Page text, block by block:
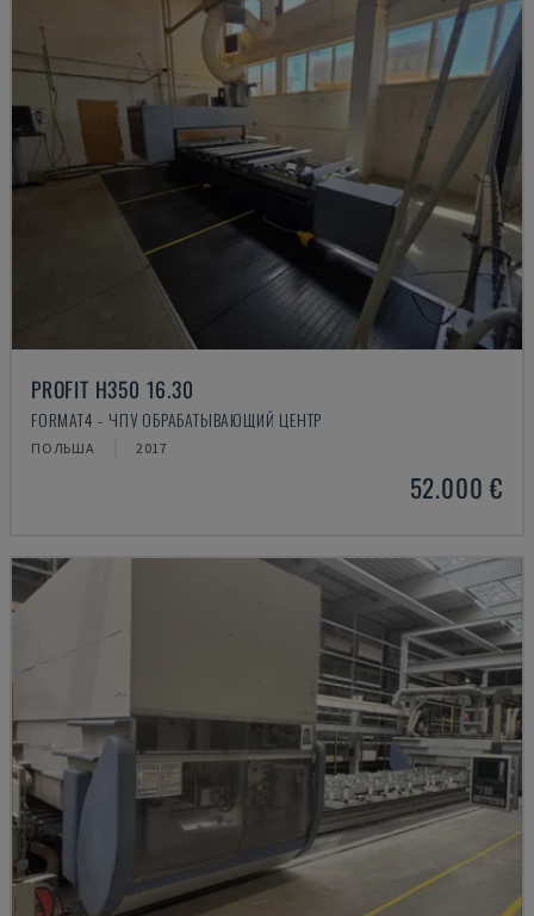
PROFIT H350 16.30
FORMAT4 - ЧПУ ОБРАБАТЫВАЮЩИЙ ЦЕНТР
ПОЛЬША 2017
52.000 €